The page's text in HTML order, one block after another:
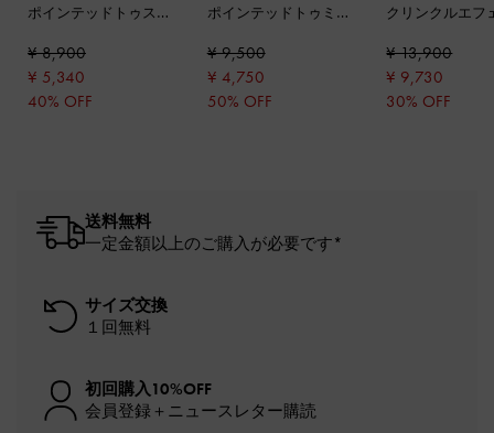
ポインテッドトゥスリ
シルバー
¥ 8,900
¥ 5,340
40% OFF
ポインテッドトゥミュ
¥ 9,500
¥ 4,750
50% OFF
クリンクルエフ
ックフラット
ー
¥ 13,900
¥ 9,730
30% OFF
送料無料
一定金額以上のご購入が必要です*
サイズ交換
１回無料
初回購入10%OFF
会員登録＋ニュースレター購読